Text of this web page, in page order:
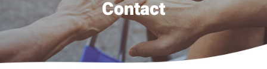
Contact